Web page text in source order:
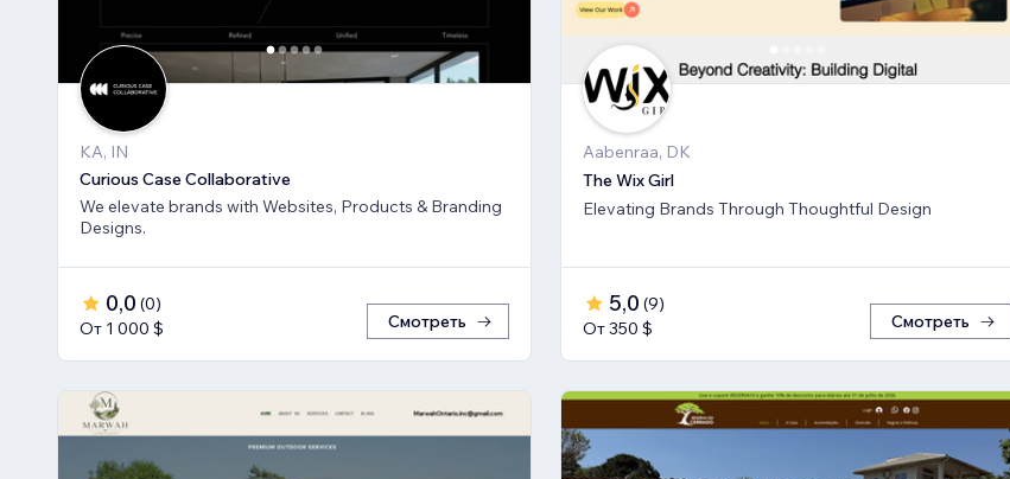
KA, IN
Curious Case Collaborative
We elevate brands with Websites, Products & Branding
Designs.
0,0 (0)
От 1 000 $
Смотреть
Aabenraa, DK
The Wix Girl
Elevating Brands Through Thoughtful Design
5,0 (9)
От 350 $
Смотреть